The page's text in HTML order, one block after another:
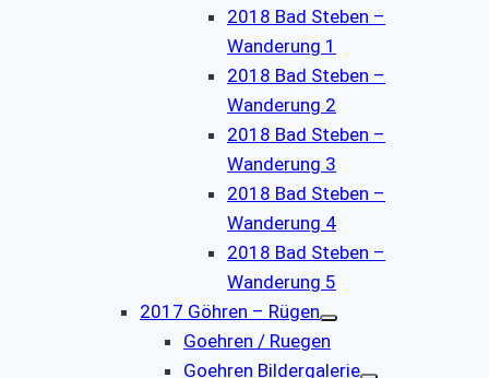
2018 Bad Steben –
Wanderung 1
2018 Bad Steben –
Wanderung 2
2018 Bad Steben –
Wanderung 3
2018 Bad Steben –
Wanderung 4
2018 Bad Steben –
Wanderung 5
2017 Göhren – Rügen
Goehren / Ruegen
Goehren Bildergalerie